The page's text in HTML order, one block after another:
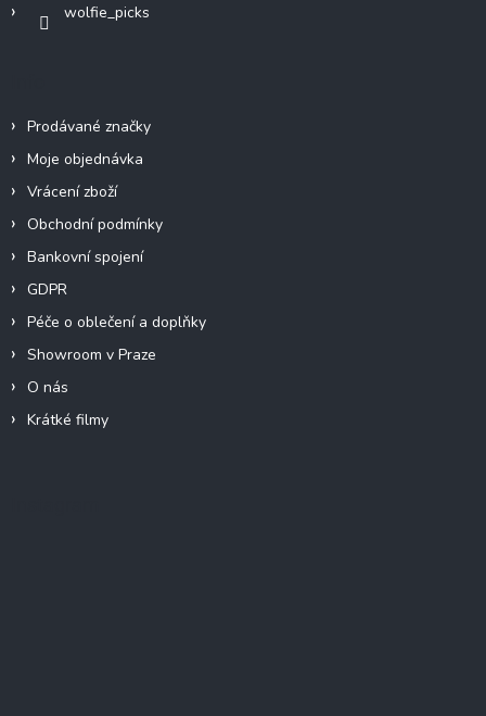
wolfie_picks
Prodávané značky
Moje objednávka
Vrácení zboží
Obchodní podmínky
Bankovní spojení
GDPR
Péče o oblečení a doplňky
Showroom v Praze
O nás
Krátké filmy